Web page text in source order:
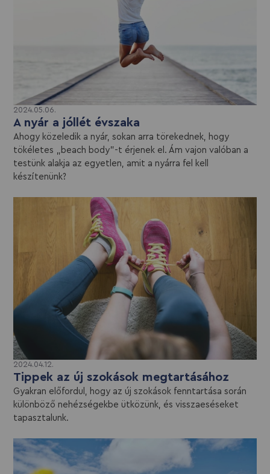
2024.05.06.
A nyár a jóllét évszaka
Ahogy közeledik a nyár, sokan arra törekednek, hogy
tökéletes „beach body”-t érjenek el. Ám vajon valóban a
testünk alakja az egyetlen, amit a nyárra fel kell
készítenünk?
2024.04.12.
Tippek az új szokások megtartásához
Gyakran előfordul, hogy az új szokások fenntartása során
különböző nehézségekbe ütközünk, és visszaeséseket
tapasztalunk.